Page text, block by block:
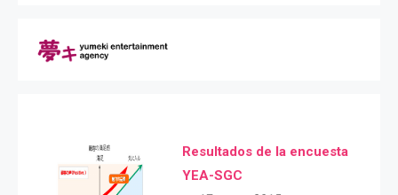
Resultados de la encuesta
YEA-SGC